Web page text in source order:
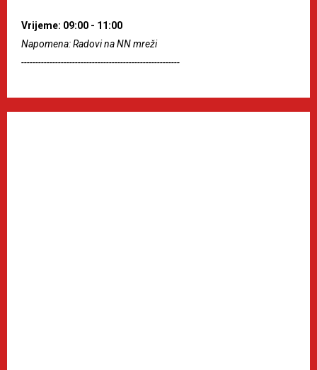
Vrijeme: 09:00 - 11:00
Napomena: Radovi na NN mreži
--------------------------------------------------------